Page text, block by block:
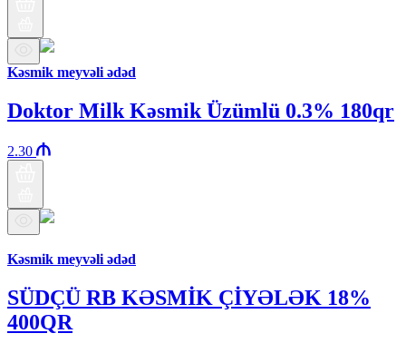
Kəsmik meyvəli ədəd
Doktor Milk Kəsmik Üzümlü 0.3% 180qr
2.30
Kəsmik meyvəli ədəd
SÜDÇÜ RB KƏSMİK ÇİYƏLƏK 18%
400QR